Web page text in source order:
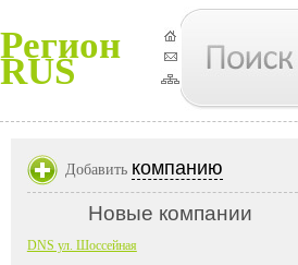
Регион
RUS
Добавить компанию
Новые компании
DNS ул. Шоссейная